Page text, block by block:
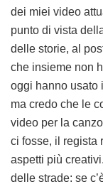
dei miei video
punto di vista
delle storie, al
che insieme non
oggi hanno usato
ma credo che le
video per la
ci fosse, il regista
aspetti più
delle strade: se